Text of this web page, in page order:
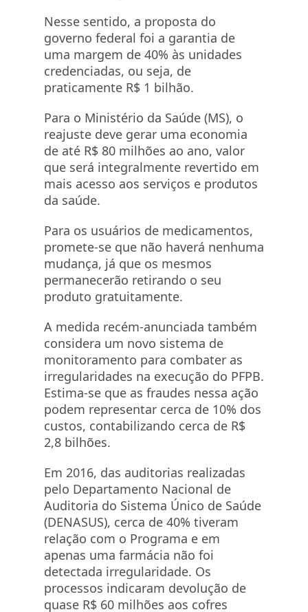
Nesse sentido, a proposta do
governo federal foi a garantia de
uma margem de 40% às unidades
credenciadas, ou seja, de
praticamente R$ 1 bilhão.
Para o Ministério da Saúde (MS), o
reajuste deve gerar uma economia
de até R$ 80 milhões ao ano, valor
que será integralmente revertido em
mais acesso aos serviços e produtos
da saúde.
Para os usuários de medicamentos,
promete-se que não haverá nenhuma
mudança, já que os mesmos
permanecerão retirando o seu
produto gratuitamente.
A medida recém-anunciada também
considera um novo sistema de
monitoramento para combater as
irregularidades na execução do PFPB.
Estima-se que as fraudes nessa ação
podem representar cerca de 10% dos
custos, contabilizando cerca de R$
2,8 bilhões.
Em 2016, das auditorias realizadas
pelo Departamento Nacional de
Auditoria do Sistema Único de Saúde
(DENASUS), cerca de 40% tiveram
relação com o Programa e em
apenas uma farmácia não foi
detectada irregularidade. Os
processos indicaram devolução de
quase R$ 60 milhões aos cofres